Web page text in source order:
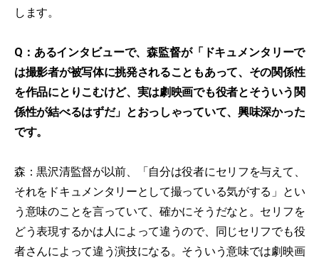
します。
Q：あるインタビューで、森監督が「ドキュメンタリーで
は撮影者が被写体に挑発されることもあって、その関係性
を作品にとりこむけど、実は劇映画でも役者とそういう関
係性が結べるはずだ」とおっしゃっていて、興味深かった
です。
森：黒沢清監督が以前、「自分は役者にセリフを与えて、
それをドキュメンタリーとして撮っている気がする」とい
う意味のことを言っていて、確かにそうだなと。セリフを
どう表現するかは人によって違うので、同じセリフでも役
者さんによって違う演技になる。そういう意味では劇映画